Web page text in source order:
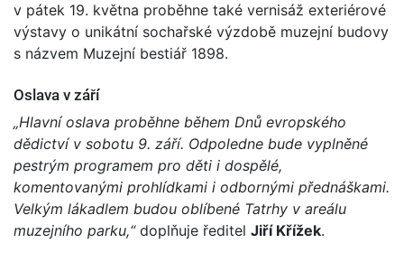
v pátek 19. května proběhne také vernisáž exteriérové
výstavy o unikátní sochařské výzdobě muzejní budovy
s názvem Muzejní bestiář 1898.
Oslava v září
„Hlavní oslava proběhne během Dnů evropského
dědictví v sobotu 9. září. Odpoledne bude vyplněné
pestrým programem pro děti i dospělé,
komentovanými prohlídkami i odbornými přednáškami.
Velkým lákadlem budou oblíbené Tatrhy v areálu
muzejního parku,“ doplňuje ředitel Jiří Křížek.